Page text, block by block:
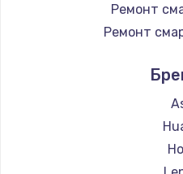
Ремонт
Ремонт
Ремонт
Ремонт
Ремонт
Ремонт
Ремонт